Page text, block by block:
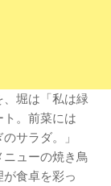
堀は「私は緑
。前菜には
サラダ。」
ューの焼き鳥
食卓を彩っ